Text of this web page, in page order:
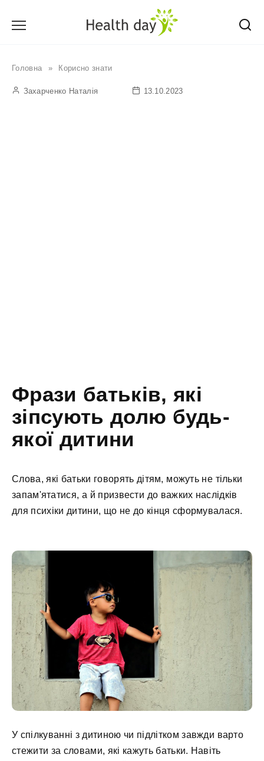
Головна » Корисно знати
Захарченко Наталія 13.10.2023
Фрази батьків, які
зіпсують долю будь-
якої дитини
Слова, які батьки говорять дітям, можуть не тільки
запам'ятатися, а й призвести до важких наслідків
для психіки дитини, що не до кінця сформувалася.
У спілкуванні з дитиною чи підлітком завжди варто
стежити за словами, які кажуть батьки. Навіть